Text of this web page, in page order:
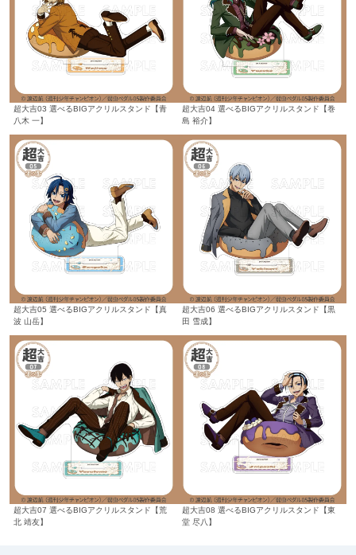
超大吉03 選べるBIGアクリルスタンド【青
八木 一】
超大吉04 選べるBIGアクリルスタンド【巻
島 裕介】
超大吉05 選べるBIGアクリルスタンド【真
波 山岳】
超大吉06 選べるBIGアクリルスタンド【黒
田 雪成】
超大吉07 選べるBIGアクリルスタンド【荒
北 靖友】
超大吉08 選べるBIGアクリルスタンド【東
堂 尽八】